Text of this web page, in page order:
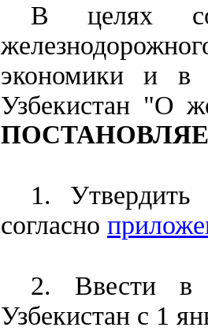
В целях
экономики и в
Узбекистан "О
1. Утвердить
согласно
2. Ввести в
Узбекистан с 1